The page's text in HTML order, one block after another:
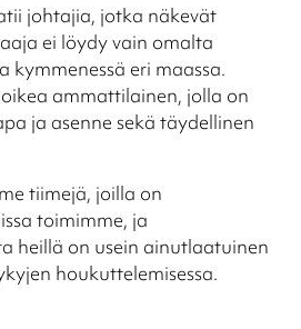
johtajia, jotka näkevät
ei löydy vain omalta
eri maassa.
ammattilainen, jolla on
ja asenne sekä täydellinen
tiimejä, joilla on
toimimme, ja
heillä on usein ainutlaatuinen
houkuttelemisessa.